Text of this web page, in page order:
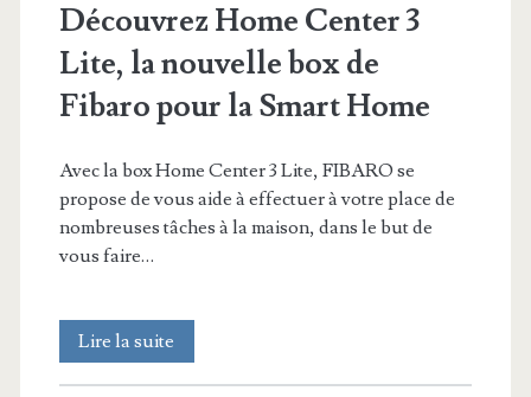
Découvrez Home Center 3
Lite, la nouvelle box de
Fibaro pour la Smart Home
Avec la box Home Center 3 Lite, FIBARO se
propose de vous aide à effectuer à votre place de
nombreuses tâches à la maison, dans le but de
vous faire…
Lire la suite
Home